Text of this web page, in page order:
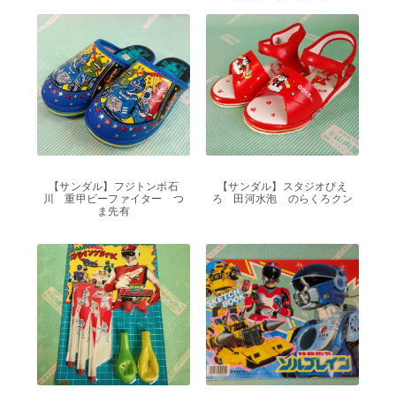
【サンダル】フジトンボ石
川 重甲ビーファイター つ
ま先有
【サンダル】スタジオぴえ
ろ 田河水泡 のらくろクン